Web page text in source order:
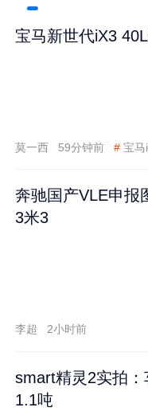
宝马新世代iX3
莫一西 59分钟前 # 宝马
奔驰国产VLE申报
3米3
李超 2小时前
smart精灵2实拍
1.1吨